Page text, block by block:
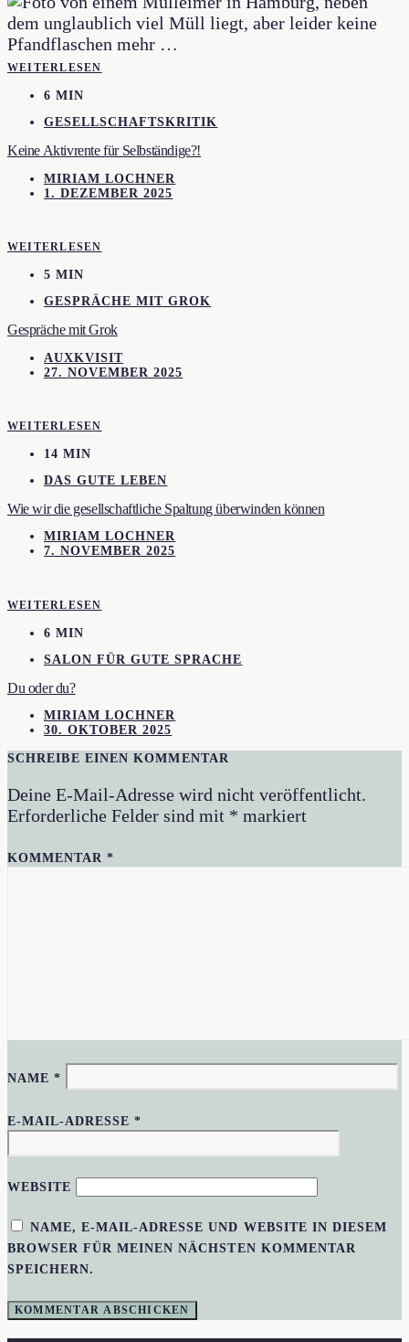
WEITERLESEN
6 MIN
GESELLSCHAFTSKRITIK
Keine Aktivrente für Selbständige?!
MIRIAM LOCHNER
1. DEZEMBER 2025
WEITERLESEN
5 MIN
GESPRÄCHE MIT GROK
Gespräche mit Grok
AUXKVISIT
27. NOVEMBER 2025
WEITERLESEN
14 MIN
DAS GUTE LEBEN
Wie wir die gesellschaftliche Spaltung überwinden können
MIRIAM LOCHNER
7. NOVEMBER 2025
WEITERLESEN
6 MIN
SALON FÜR GUTE SPRACHE
Du oder du?
MIRIAM LOCHNER
30. OKTOBER 2025
SCHREIBE EINEN KOMMENTAR
Deine E-Mail-Adresse wird nicht veröffentlicht.
Erforderliche Felder sind mit * markiert
KOMMENTAR*
NAME*
E-MAIL-ADRESSE*
WEBSITE
NAME, E-MAIL-ADRESSE UND WEBSITE IN DIESEM
BROWSER FÜR MEINEN NÄCHSTEN KOMMENTAR
SPEICHERN.